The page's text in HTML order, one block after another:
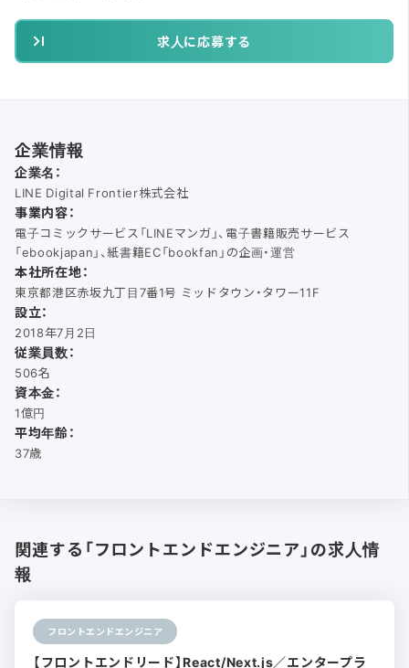
求人に応募する
企業情報
企業名：
LINE Digital Frontier株式会社
事業内容：
電子コミックサービス「LINEマンガ」、電子書籍販売サービス
「ebookjapan」、紙書籍EC「bookfan」の企画・運営
本社所在地：
東京都港区赤坂九丁目7番1号 ミッドタウン・タワー11F
設立：
2018年7月2日
従業員数：
506名
資本金：
1億円
平均年齢：
37歳
関連する「フロントエンドエンジニア」の求人情
報
フロントエンドエンジニア
【フロントエンドリード】React/Next.js／エンタープラ